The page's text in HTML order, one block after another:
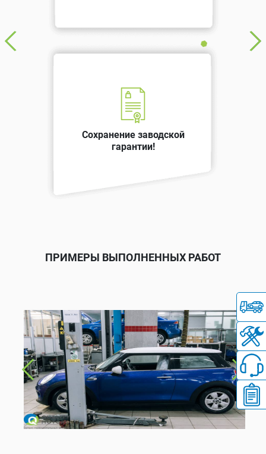
Сохранение заводской
гарантии!
ПРИМЕРЫ ВЫПОЛНЕННЫХ РАБОТ